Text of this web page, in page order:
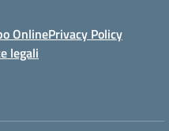
OnlinePrivacy Policy
legali